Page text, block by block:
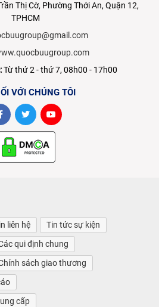
Thị Cờ, Phường Thới An, Quận 12,
TPHCM
Từ thứ 2 - thứ 7, 08h00 - 17h00
VỚI CHÚNG TÔI
liên hệ
Tin tức sự kiện
qui định chung
sách giao thương
cấp